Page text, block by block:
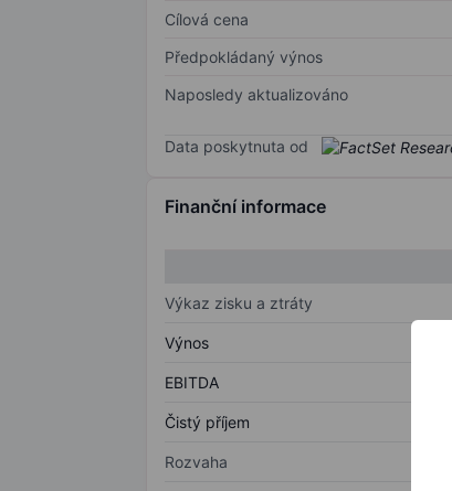
Cílová cena
Předpokládaný výnos
Naposledy aktualizováno
Data poskytnuta od
Finanční informace
Výkaz zisku a ztráty
Výnos
EBITDA
Čistý příjem
Rozvaha